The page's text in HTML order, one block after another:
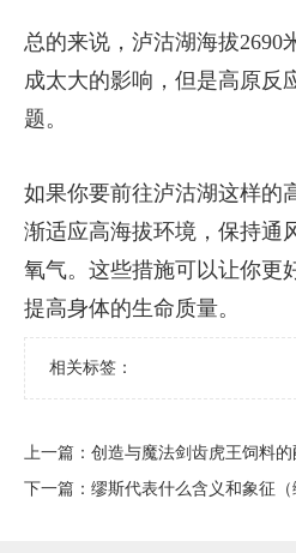
总的来说，泸沽湖海拔2690
成太大的影响，但是高原反
题。
如果你要前往泸沽湖这样的
渐适应高海拔环境，保持通
氧气。这些措施可以让你更
提高身体的生命质量。
相关标签：
上一篇： 创造与魔法剑齿虎王饲料的
下一篇： 缪斯代表什么含义和象征（